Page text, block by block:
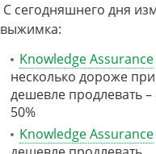
С сегодняшнего дня
выжимка:
Knowledge Assurance
несколько дороже
дешевле продлевать
50%
Knowledge Assurance